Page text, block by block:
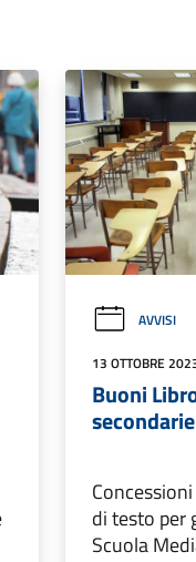
AVVISI
13 OTTOBRE
Buoni
di testo per
Scuola